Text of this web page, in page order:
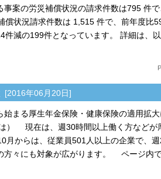
案の労災補償状況の請求件数は795 件
状況請求件数は 1,515 件で、前年度比
件減の199件となっています。 詳細は、
[2016年06月20日]
まる厚生年金保険・健康保険の適用拡
） 現在は、週30時間以上働く方などが
月からは、従業員501人以上の企業で、
方々にも対象が広がります。 ページ内